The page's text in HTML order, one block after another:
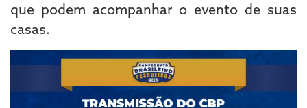
que podem acompanhar o evento de suas
casas.